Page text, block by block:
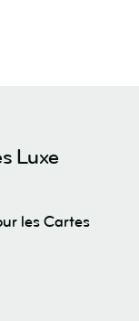
Luxe
les Cartes